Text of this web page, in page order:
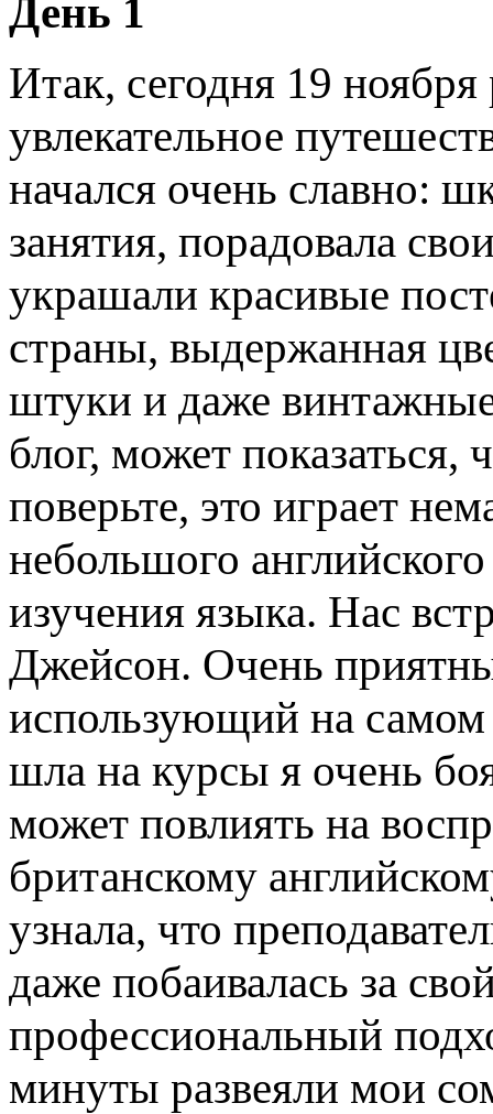
День 1
Итак, сегодня 19
увлекательное
начался очень славно:
занятия, порадовала
украшали красивые
страны, выдержанная
штуки и даже
блог, может
поверьте, это играет
небольшого
изучения языка. Нас
Джейсон. Очень
использующий на самом
шла на курсы я очень
может повлиять на
британскому
узнала, что
даже побаивалась за
профессиональный
минуты развеяли мои